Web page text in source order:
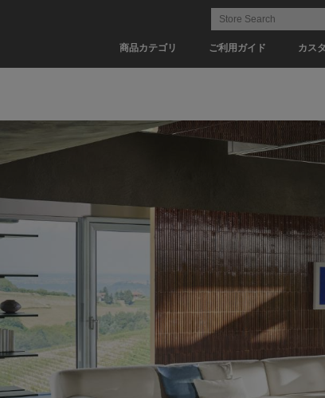
商品カテゴリ ご利用ガイド カス